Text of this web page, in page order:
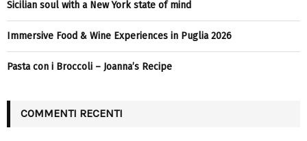
Sicilian soul with a New York state of mind
Immersive Food & Wine Experiences in Puglia 2026
Pasta con i Broccoli – Joanna’s Recipe
COMMENTI RECENTI